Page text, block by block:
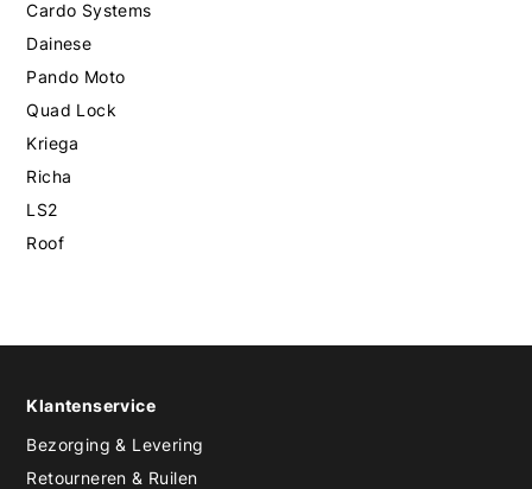
Cardo Systems
Dainese
Pando Moto
Quad Lock
Kriega
Richa
LS2
Roof
Klantenservice
Bezorging & Levering
Retourneren & Ruilen